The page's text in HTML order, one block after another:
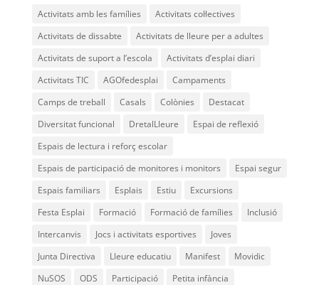
Activitats amb les famílies
Activitats col·lectives
Activitats de dissabte
Activitats de lleure per a adultes
Activitats de suport a l’escola
Activitats d’esplai diari
Activitats TIC
AGOfedesplai
Campaments
Camps de treball
Casals Colònies
Destacat
Diversitat funcional
DretalLleure
Espai de reflexió
Espais de lectura i reforç escolar
Espais de participació de monitores i monitors
Espai segur
Espais familiars
Esplais Estiu
Excursions
Festa Esplai
Formació Formació de famílies
Inclusió
Intercanvis
Jocs i activitats esportives
Joves
Junta Directiva
Lleure educatiu Manifest
Movidic
NuSOS
ODS Participació
Petita infància